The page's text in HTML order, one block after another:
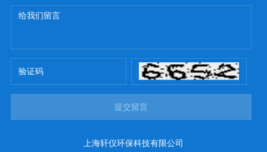
提交留言
上海轩仪环保科技有限公司